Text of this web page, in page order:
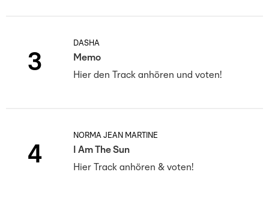
3
DASHA
Memo
Hier den Track anhören und voten!
4
NORMA JEAN MARTINE
I Am The Sun
Hier Track anhören & voten!